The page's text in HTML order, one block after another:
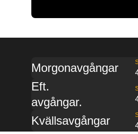
Morgonavgångar
Eft.
avgångar.
Kvällsavgångar